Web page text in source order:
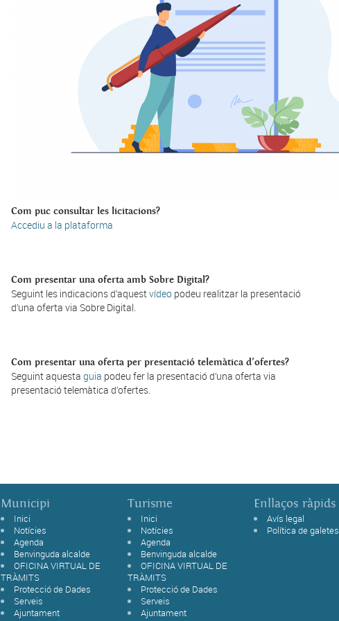
Com puc consultar les licitacions?
Accediu a la plataforma
Com presentar una oferta amb Sobre Digital?
Seguint les indicacions d’aquestvídeo podeu realitzar la presentació
d’una oferta via Sobre Digital.
Com presentar una oferta per presentació telemàtica d’ofertes?
Seguint aquesta guia podeu fer la presentació d’una oferta via
presentació telemàtica d’ofertes.
Municipi
Inici
Notícies
Agenda
Benvinguda alcalde
OFICINA VIRTUAL DE
TRÀMITS
Protecció de Dades
Serveis
Ajuntament
Turisme
Inici
Notícies
Agenda
Benvinguda alcalde
OFICINA VIRTUAL DE
TRÀMITS
Protecció de Dades
Serveis
Ajuntament
Enllaços ràpids
Avís legal
Política de galetes